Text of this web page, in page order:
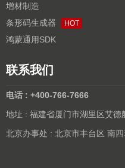
增材制造
条形码生成器
HOT
鸿蒙通用SDK
联系我们
电话 : +400-766-7666
地址 : 福建省厦门市湖里区艾德
北京办事处 : 北京市丰台区 南